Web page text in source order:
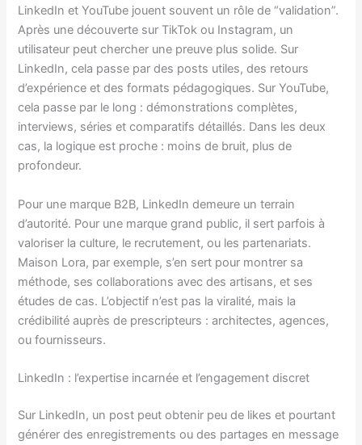
LinkedIn et YouTube jouent souvent un rôle de “validation”.
Après une découverte sur TikTok ou Instagram, un
utilisateur peut chercher une preuve plus solide. Sur
LinkedIn, cela passe par des posts utiles, des retours
d’expérience et des formats pédagogiques. Sur YouTube,
cela passe par le long : démonstrations complètes,
interviews, séries et comparatifs détaillés. Dans les deux
cas, la logique est proche : moins de bruit, plus de
profondeur.
Pour une marque B2B, LinkedIn demeure un terrain
d’autorité. Pour une marque grand public, il sert parfois à
valoriser la culture, le recrutement, ou les partenariats.
Maison Lora, par exemple, s’en sert pour montrer sa
méthode, ses collaborations avec des artisans, et ses
études de cas. L’objectif n’est pas la viralité, mais la
crédibilité auprès de prescripteurs : architectes, agences,
ou fournisseurs.
LinkedIn : l’expertise incarnée et l’engagement discret
Sur LinkedIn, un post peut obtenir peu de likes et pourtant
générer des enregistrements ou des partages en message